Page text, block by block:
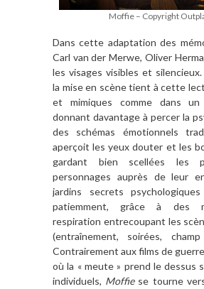
Moffie – Copyright
Dans cette adaptation des
Carl van der Merwe, Oliver
les visages visibles et silencieux.
la mise en scène tient à cette
et mimiques comme dans
donnant davantage à percer la
des schémas émotionnels
aperçoit les yeux douter et les
gardant bien scellées les
personnages auprès de leur
jardins secrets
patiemment, grâce à des
respiration entrecoupant les
(entraînement, soirées,
Contrairement aux films de
où la « meute » prend le dessus
individuels, Moffie se tourne